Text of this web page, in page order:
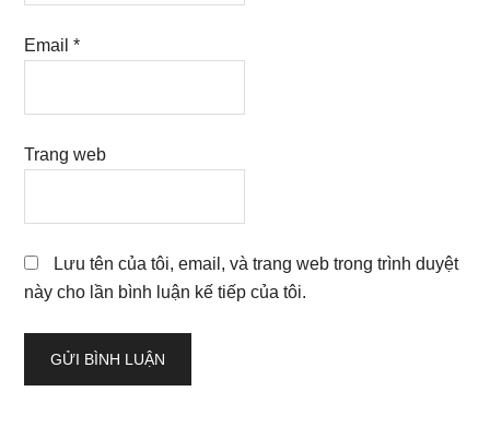
Email*
Trang web
Lưu tên của tôi, email, và trang web trong trình duyệt
này cho lần bình luận kế tiếp của tôi.